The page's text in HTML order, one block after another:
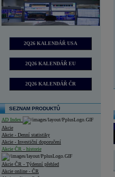
2Q26 KALENDÁŘ USA
2Q26 KALENDÁŘ EU
2Q26 KALENDÁŘ ČR
SEZNAM PRODUKTŮ
AD Index
Akcie
Akcie - Denní statistiky
Akcie - Investiční doporučení
Akcie ČR - historie
Akcie ČR - Týdenní přehled
Akcie online - ČR